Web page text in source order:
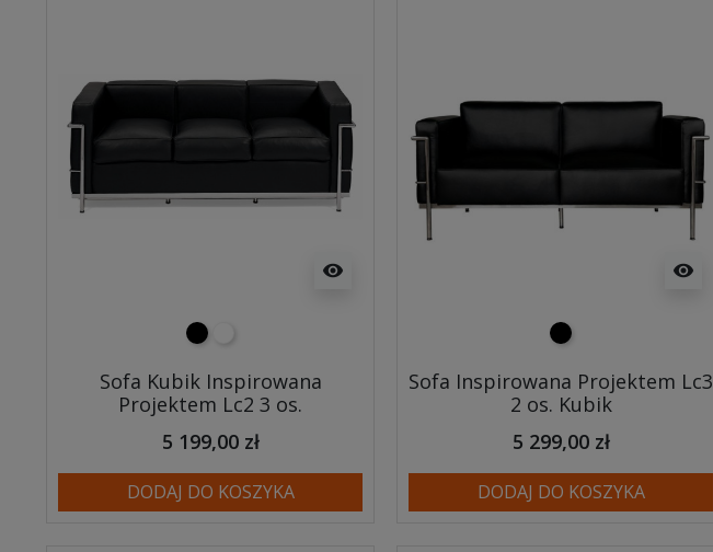
visibility
czarny
Sofa Kubik Inspirowana
Projektem Lc2 3 os.
5 199,00 zł
DODAJ DO KOSZYKA
visibility
czarny
Sofa Inspirowana Projektem Lc3
2 os. Kubik
5 299,00 zł
DODAJ DO KOSZYKA